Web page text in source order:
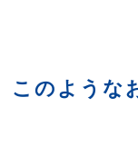
このような